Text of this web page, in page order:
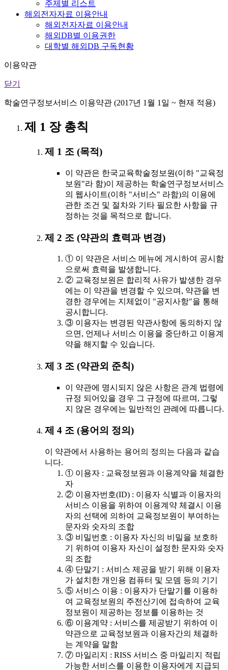
주제별 리스트
해외전자자료 이용안내
해외전자자료 이용안내
해외DB별 이용권한
대학별 해외DB 구독현황
이용약관
닫기
학술연구정보서비스 이용약관 (2017년 1월 1일 ~ 현재 적용)
제 1 장 총칙
제 1 조 (목적)
이 약관은 한국교육학술정보원(이하 "교육정
보원"라 함)이 제공하는 학술연구정보서비스
의 웹사이트(이하 "서비스" 라함)의 이용에
관한 조건 및 절차와 기타 필요한 사항을 규
정하는 것을 목적으로 합니다.
제 2 조 (약관의 효력과 변경)
① 이 약관은 서비스 메뉴에 게시하여 공시함
으로써 효력을 발생합니다.
② 교육정보원은 합리적 사유가 발생한 경우
에는 이 약관을 변경할 수 있으며, 약관을 변
경한 경우에는 지체없이 "공지사항"을 통해
공시합니다.
③ 이용자는 변경된 약관사항에 동의하지 않
으면, 언제나 서비스 이용을 중단하고 이용계
약을 해지할 수 있습니다.
제 3 조 (약관외 준칙)
이 약관에 명시되지 않은 사항은 관계 법령에
규정 되어있을 경우 그 규정에 따르며, 그렇
지 않은 경우에는 일반적인 관례에 따릅니다.
제 4 조 (용어의 정의)
이 약관에서 사용하는 용어의 정의는 다음과 같습
니다.
① 이용자 : 교육정보원과 이용계약을 체결한
자
② 이용자번호(ID) : 이용자 식별과 이용자의
서비스 이용을 위하여 이용계약 체결시 이용
자의 선택에 의하여 교육정보원이 부여하는
문자와 숫자의 조합
③ 비밀번호 : 이용자 자신의 비밀을 보호하
기 위하여 이용자 자신이 설정한 문자와 숫자
의 조합
④ 단말기 : 서비스 제공을 받기 위해 이용자
가 설치한 개인용 컴퓨터 및 모뎀 등의 기기
⑤ 서비스 이용 : 이용자가 단말기를 이용하
여 교육정보원의 주전산기에 접속하여 교육
정보원이 제공하는 정보를 이용하는 것
⑥ 이용계약 : 서비스를 제공받기 위하여 이
약관으로 교육정보원과 이용자간의 체결하
는 계약을 말함
⑦ 마일리지 : RISS 서비스 중 마일리지 적립
가능한 서비스를 이용한 이용자에게 지급되